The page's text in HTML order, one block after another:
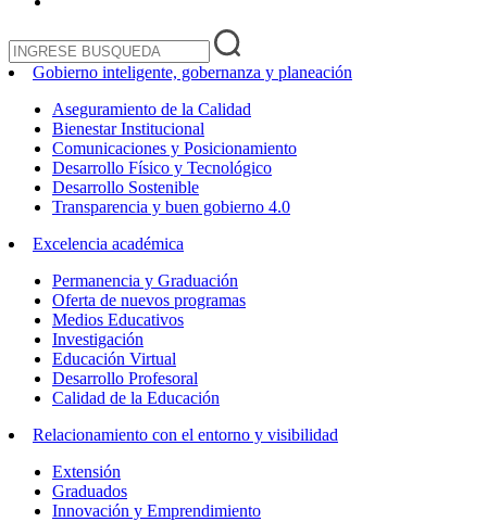
Gobierno inteligente, gobernanza y planeación
Aseguramiento de la Calidad
Bienestar Institucional
Comunicaciones y Posicionamiento
Desarrollo Físico y Tecnológico
Desarrollo Sostenible
Transparencia y buen gobierno 4.0
Excelencia académica
Permanencia y Graduación
Oferta de nuevos programas
Medios Educativos
Investigación
Educación Virtual
Desarrollo Profesoral
Calidad de la Educación
Relacionamiento con el entorno y visibilidad
Extensión
Graduados
Innovación y Emprendimiento